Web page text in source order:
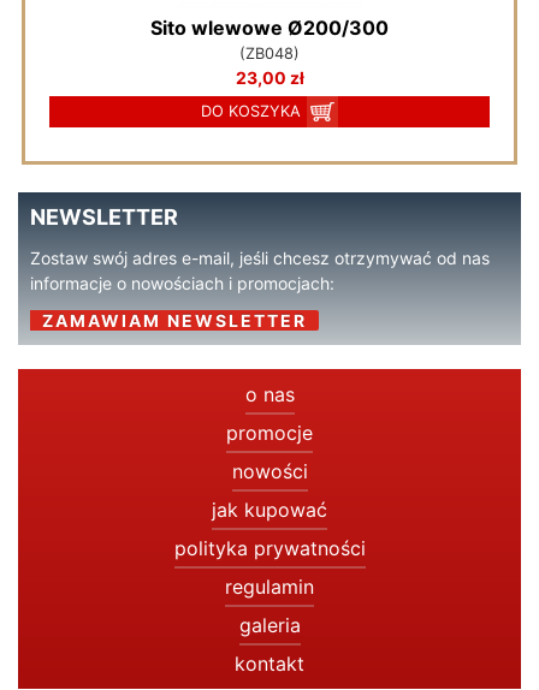
NEWSLETTER
Zostaw swój adres e-mail, jeśli chcesz otrzymywać od nas
informacje o nowościach i promocjach:
ZAMAWIAM NEWSLETTER
Sito wlewowe Ø200/300
(ZB048)
23,00 zł
DO KOSZYKA
o nas
promocje
nowości
jak kupować
polityka prywatności
regulamin
galeria
kontakt